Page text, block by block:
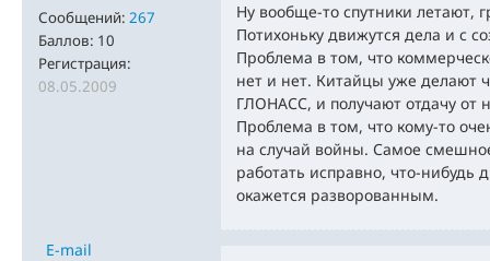
Сообщений: 267
Баллов: 10
Регистрация:
08.05.2009
Ну вообще-то спутники летают,
Потихоньку движутся дела и с
Проблема в том, что
нет и нет. Китайцы уже делают
ГЛОНАСС, и получают отдачу от
Проблема в том, что кому-то
на случай войны. Самое
работать исправно, что-нибудь
окажется разворованным.
E-mail